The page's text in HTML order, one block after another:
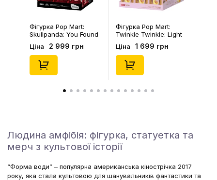
Фігурка Pop Mart:
Twinkle Twinkle: Light
Up: Scene Sets Series
(Blind Box: 1 з 10)
(Secret Edition),
Ціна 1 699 грн
Брелок Fuggler:
Collectible Keychains:
Gold Edition: Series 3
(Blind Box: 1 з 24),
(11550)
Ціна 199 грн
Людина амфібія: фігурка, статуетка та
мерч з культової історії
“Форма води” – популярна американська кінострічка 2017
року, яка стала культовою для шанувальників фантастики та